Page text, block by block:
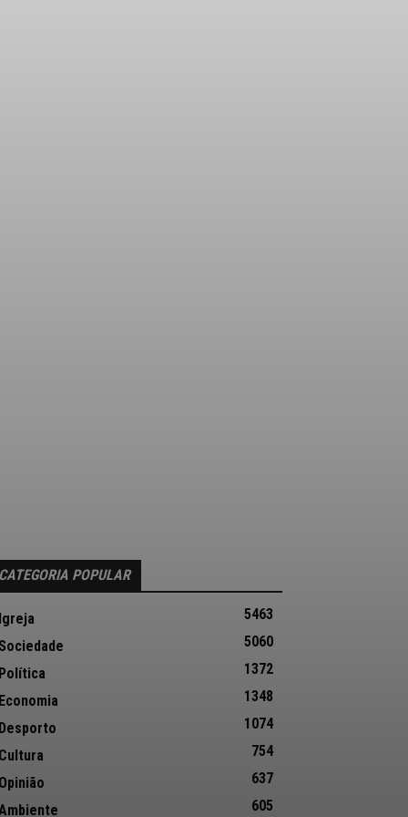
CATEGORIA POPULAR
Igreja
5463
Sociedade
5060
Política
1372
Economia
1348
Desporto
1074
Cultura
754
Opinião
637
605